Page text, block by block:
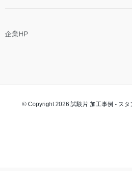
企業HP
© Copyright 2026 試験片 加工事例 - ス